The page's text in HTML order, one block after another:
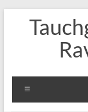
springen